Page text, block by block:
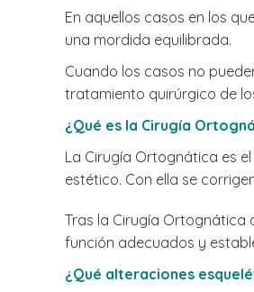
En aquellos casos en los
una mordida equilibrada.
Cuando los casos no
tratamiento quirúrgico de
¿Qué es la Cirugía
La Cirugía Ortognática es
estético. Con ella se
Tras la Cirugía Ortognática
función adecuados y
¿Qué alteraciones